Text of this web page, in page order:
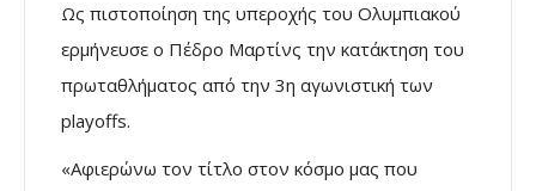
Ως πιστοποίηση της υπεροχής του Ολυμπιακού
ερμήνευσε ο Πέδρο Μαρτίνς την κατάκτηση του
πρωταθλήματος από την 3η αγωνιστική των
playoffs.
«Αφιερώνω τον τίτλο στον κόσμο μας που